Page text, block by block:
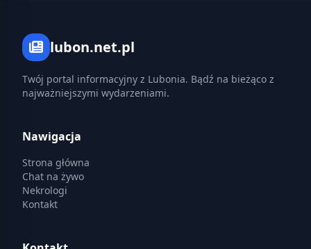
lubon.net.pl
Twój portal informacyjny z Lubonia. Bądź na bieżąco z
najważniejszymi wydarzeniami.
Nawigacja
Strona główna
Chat na żywo
Nekrologi
Kontakt